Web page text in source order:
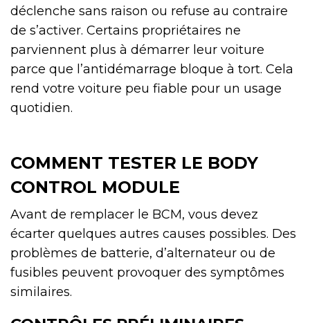
déclenche sans raison ou refuse au contraire
de s’activer. Certains propriétaires ne
parviennent plus à démarrer leur voiture
parce que l’antidémarrage bloque à tort. Cela
rend votre voiture peu fiable pour un usage
quotidien.
COMMENT TESTER LE BODY
CONTROL MODULE
Avant de remplacer le BCM, vous devez
écarter quelques autres causes possibles. Des
problèmes de batterie, d’alternateur ou de
fusibles peuvent provoquer des symptômes
similaires.